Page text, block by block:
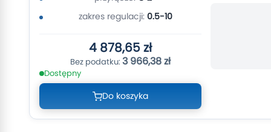
zakres regulacji: 0.5-10
4 878,65 zł
3 966,38 zł
Dostępny
Do koszyka